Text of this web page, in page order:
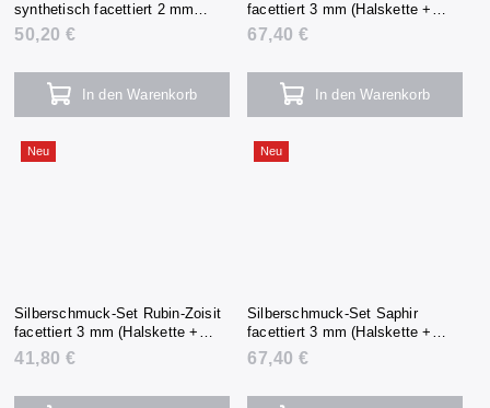
synthetisch facettiert 2 mm
(Halskette + Armband +
Ohrringe)
50,20 €
In den Warenkorb
facettiert 3 mm (Halskette +
Armband + Ohrringe)
67,40 €
In den Warenkorb
Neu
Silberschmuck-Set Rubin-Zoisit
facettiert 3 mm (Halskette +
Armband + Ohrringe)
41,80 €
Neu
Silberschmuck-Set Saphir
facettiert 3 mm (Halskette +
Armband + Ohrringe)
67,40 €